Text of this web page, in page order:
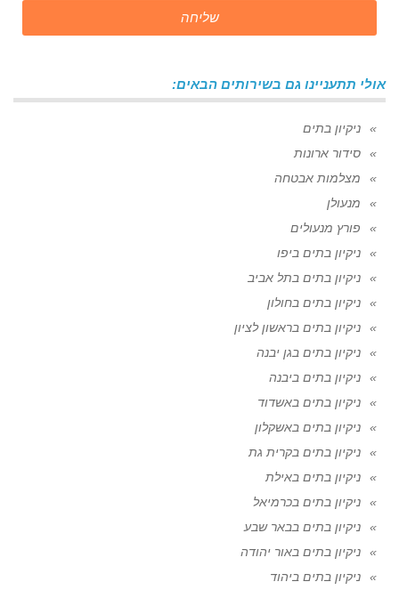
שליחה
אולי תתעניינו גם בשירותים הבאים:
ניקיון בתים
סידור ארונות
מצלמות אבטחה
מנעולן
פורץ מנעולים
ניקיון בתים ביפו
ניקיון בתים בתל אביב
ניקיון בתים בחולון
ניקיון בתים בראשון לציון
ניקיון בתים בגן יבנה
ניקיון בתים ביבנה
ניקיון בתים באשדוד
ניקיון בתים באשקלון
ניקיון בתים בקרית גת
ניקיון בתים באילת
ניקיון בתים בכרמיאל
ניקיון בתים בבאר שבע
ניקיון בתים באור יהודה
ניקיון בתים ביהוד